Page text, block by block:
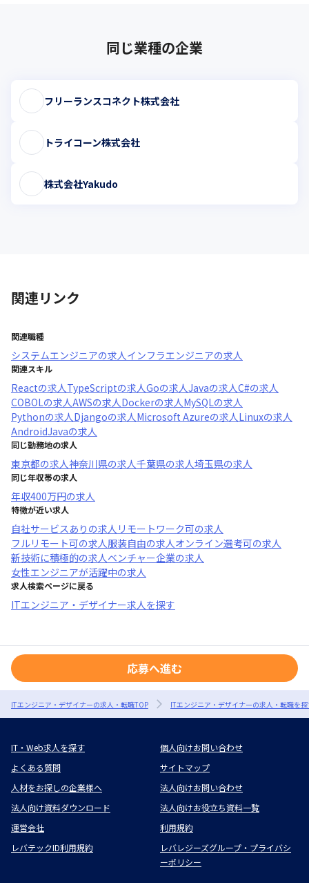
同じ業種の企業
フリーランスコネクト株式会社
トライコーン株式会社
株式会社Yakudo
関連リンク
関連職種
システムエンジニアの求人インフラエンジニアの求人
関連スキル
Reactの求人TypeScriptの求人Goの求人Javaの求人C#の求人
COBOLの求人AWSの求人Dockerの求人MySQLの求人
Pythonの求人Djangoの求人Microsoft Azureの求人Linuxの求人
AndroidJavaの求人
同じ勤務地の求人
東京都の求人神奈川県の求人千葉県の求人埼玉県の求人
同じ年収帯の求人
年収400万円の求人
特徴が近い求人
自社サービスあり の求人 リモートワーク可の求人
フルリモート可の求人服装自由の求人オンライン選考可の求人
新技術に積極的の求人ベンチャー企業の求人
女性エンジニアが活躍中の求人
求人検索ページに戻る
ITエンジニア・デザイナー求人を探す
応募へ進む
ITエンジニア・デザイナーの求人・転職TOP ITエンジニア・デザイナーの求人・転職を
IT・Web求人を探す
個人向けお問い合わせ
よくある質問
サイトマップ
人材をお探しの企業様へ
法人向けお問い合わせ
法人向け資料ダウンロード
法人向けお役立ち資料一覧
運営会社
利用規約
レバテックID利用規約
レバレジーズグループ・プライバシ
ーポリシー